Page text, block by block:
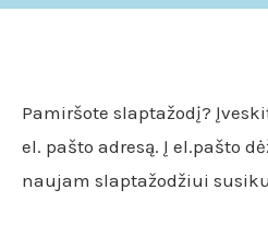
Pamiršote slaptažodį?
el. pašto adresą. Į el.pašto
naujam slaptažodžiui